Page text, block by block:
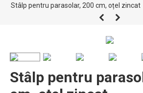
Stâlp pentru parasolar, 200 cm, oțel zincat
Stâlp pentru